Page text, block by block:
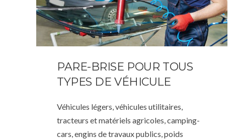
PARE-BRISE POUR TOUS
TYPES DE VÉHICULE
Véhicules légers, véhicules utilitaires,
tracteurs et matériels agricoles, camping-
cars, engins de travaux publics, poids